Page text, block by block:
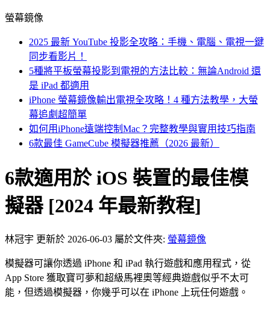
螢幕鏡像
2025 最新 YouTube 投影全攻略：手機、電腦、電視一鍵
同步看影片！
5種將平板螢幕投影到電視的方法比較：無論Android 還
是 iPad 都適用
iPhone 螢幕鏡像輸出電視全攻略！4 種方法教學，大螢
幕追劇超簡單
如何用iPhone遠端控制Mac？完整教學與實用技巧指南
6款最佳 GameCube 模擬器推薦（2026 最新）
6款適用於 iOS 裝置的最佳模
擬器 [2024 年最新教程]
林冠宇 更新於 2026-06-03 屬於文件夾: 螢幕鏡像
模擬器可讓你透過 iPhone 和 iPad 執行遊戲和應用程式，從
App Store 獲取寶可夢和超級馬裡奧等經典遊戲似乎不太可
能，但透過模擬器，你幾乎可以在 iPhone 上玩任何遊戲。